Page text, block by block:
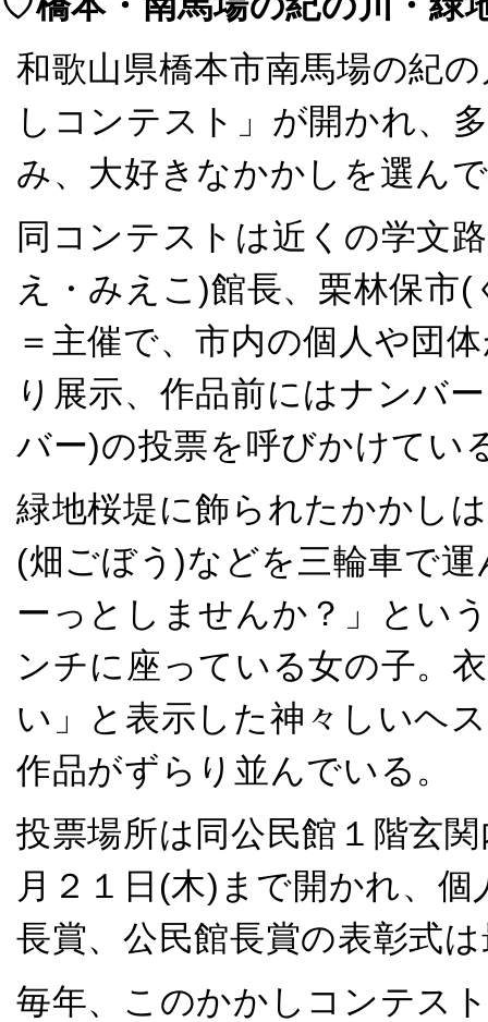
和歌山県橋本市南馬場の紀
しコンテスト」が開かれ、
み、大好きなかかしを選ん
同コンテストは近くの学文
え・みえこ)館長、栗林保市
＝主催で、市内の個人や団
り展示、作品前にはナンバ
バー)の投票を呼びかけてい
緑地桜堤に飾られたかかし
(畑ごぼう)などを三輪車で
ーっとしませんか？」とい
ンチに座っている女の子。
い」と表示した神々しいヘ
作品がずらり並んでいる。
投票場所は同公民館１階玄
月２１日(木)まで開かれ、
長賞、公民館長賞の表彰式
毎年、このかかしコンテス